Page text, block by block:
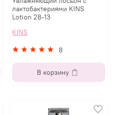
лактобактериями KINS
Lotion 28-13
KINS
8
В корзину